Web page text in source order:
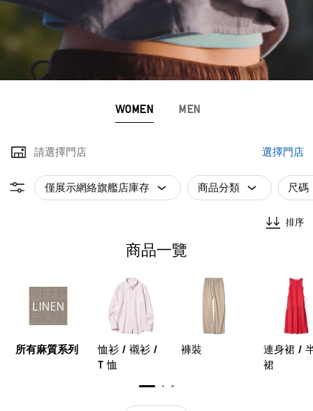
WOMEN MEN
請選擇門店 選擇門店
僅展示網絡旗艦店庫存 商品分類 尺碼
排序
商品一覽
所有麻質系列
恤衫 / 襯衫 /
T 恤
褲裝
連身裙 /
裙